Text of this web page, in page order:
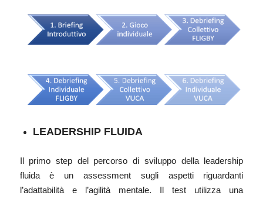
LEADERSHIP FLUIDA
Il primo step del percorso di sviluppo della leadership
fluida è un assessment sugli aspetti riguardanti
l’adattabilità e l’agilità mentale. Il test utilizza una